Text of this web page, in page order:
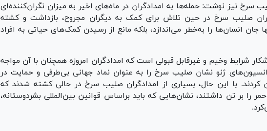
سرخ نیز نوشت: حمله‌ها به امدادگران در ماه‌های اخیر به میزان نگران‌کننده‌ای
صلیب سرخ در حین تلاش برای کمک به دیگران مجروح، بازداشت و کشته
جان انسان‌ها را به‌خطر می‌اندازد، بلکه مانع از رسیدن کمک‌های حیاتی به افراد
شرایط وخیم و غیرقابل قبولی است که امدادگران امروزه همچنان با آن مواجه
در سال ۱۸۶۴، کنوانسیون‌های ژنو نشان صلیب سرخ را به عنوان نماد جهانی بی‌طرفی و حمایت در
کردند. با این حال، بسیاری از امدادگران صلیب سرخ در حالی کشته شدند که
را بر تن داشتند، نشان‌هایی که باید براساس قوانین بین‌المللی بشردوستانه،